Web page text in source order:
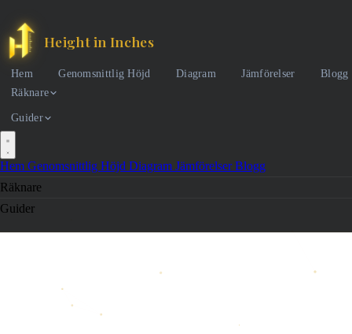
Height in Inches
Hem Genomsnittlig Höjd Diagram Jämförelser
Blogg
Räknare
Guider
Hem Genomsnittlig Höjd Diagram JämförelserBlogg
Räknare
Guider